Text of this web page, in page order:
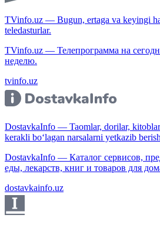
TVinfo.uz — Bugun, ertaga va keyingi
teledasturlar.
TVinfo.uz — Телепрограмма на
неделю.
tvinfo.uz
DostavkaInfo — Taomlar, dorilar,
kerakli bo‘lagan narsalarni yetkazib
DostavkaInfo — Каталог сервисов,
еды, лекарств, книг и товаров для
dostavkainfo.uz